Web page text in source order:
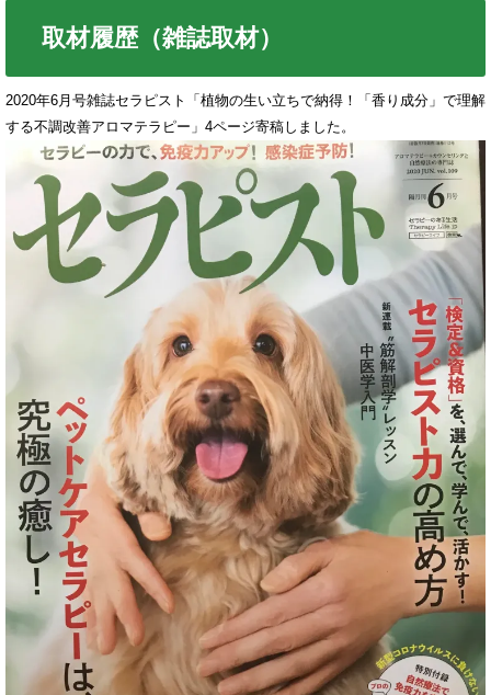
取材履歴（雑誌取材）
2020年6月号雑誌セラピスト「植物の生い立ちで納得！「香り成分」で理解
する不調改善アロマテラピー」4ページ寄稿しました。